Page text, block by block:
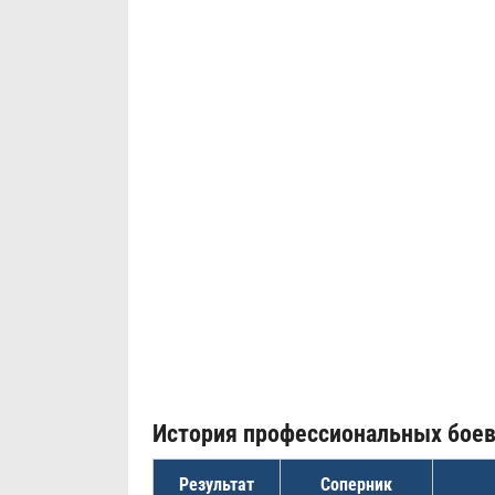
История профессиональных боев
Результат Соперник